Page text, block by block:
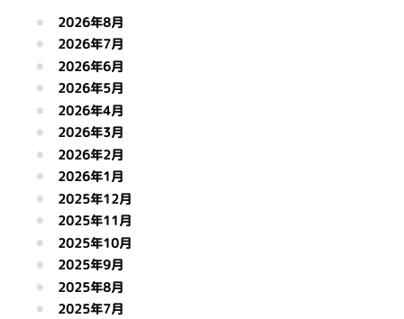
2026年8月
2026年7月
2026年6月
2026年5月
2026年4月
2026年3月
2026年2月
2026年1月
2025年12月
2025年11月
2025年10月
2025年9月
2025年8月
2025年7月